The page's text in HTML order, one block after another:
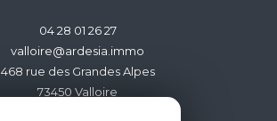
04 28 01 26 27
valloire@ardesia.immo
468 rue des Grandes Alpes
73450
valloire